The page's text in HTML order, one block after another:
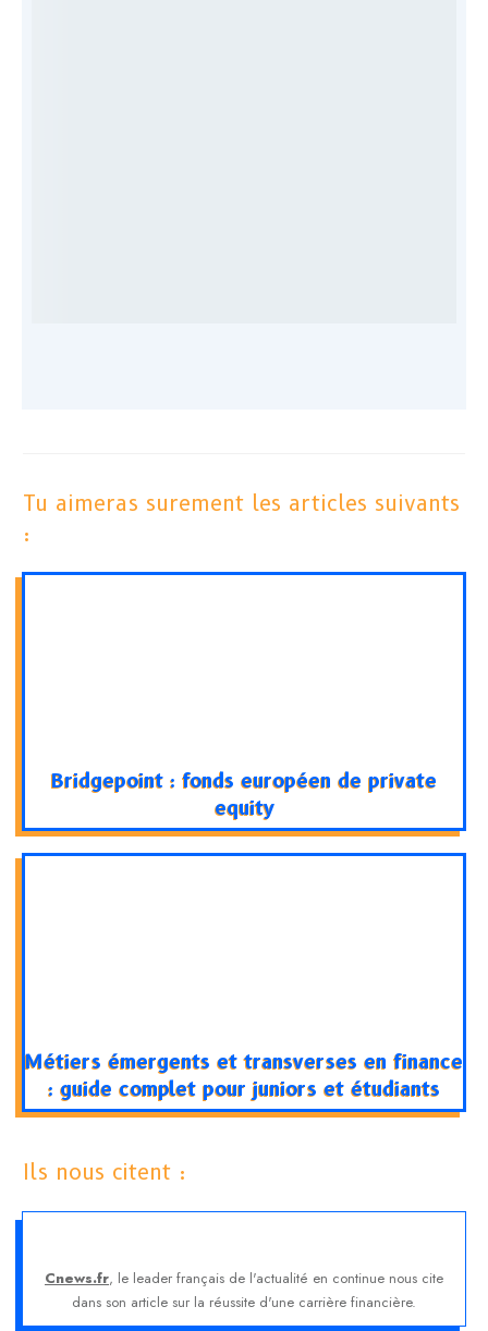
Tu aimeras surement les articles suivants
:
Bridgepoint : fonds européen de private
equity
Métiers émergents et transverses en finance
: guide complet pour juniors et étudiants
Ils nous citent :
Cnews.fr, le leader français de l'actualité en continue nous cite
dans son article sur la réussite d'une carrière financière.